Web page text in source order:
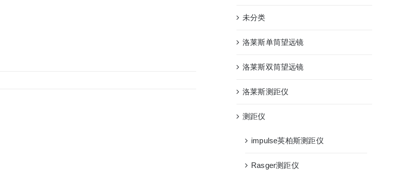
未分类
洛莱斯单筒望远镜
洛莱斯双筒望远镜
洛莱斯测距仪
测距仪
impulse英柏斯测距仪
Rasger测距仪